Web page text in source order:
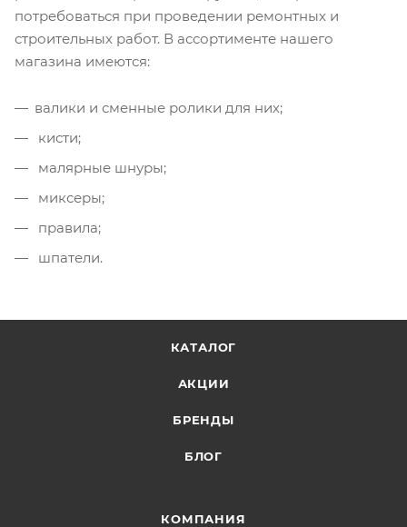
потребоваться при проведении ремонтных и
строительных работ. В ассортименте нашего
магазина имеются:
валики и сменные ролики для них;
кисти;
малярные шнуры;
миксеры;
правила;
шпатели.
КАТАЛОГ
АКЦИИ
БРЕНДЫ
БЛОГ
КОМПАНИЯ